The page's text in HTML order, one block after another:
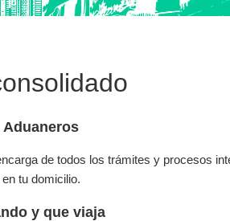
de todos los trámites y procesos
tu domicilio.
y que viaja